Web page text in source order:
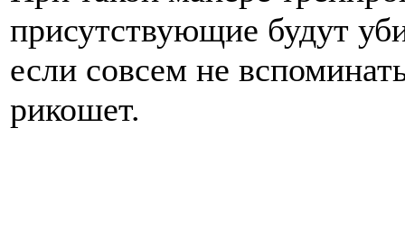
присутствующие будут
если совсем не
рикошет.